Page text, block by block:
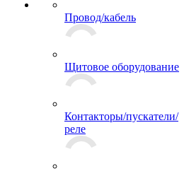
Провод/кабель
Щитовое оборудование
Контакторы/пускатели/
реле